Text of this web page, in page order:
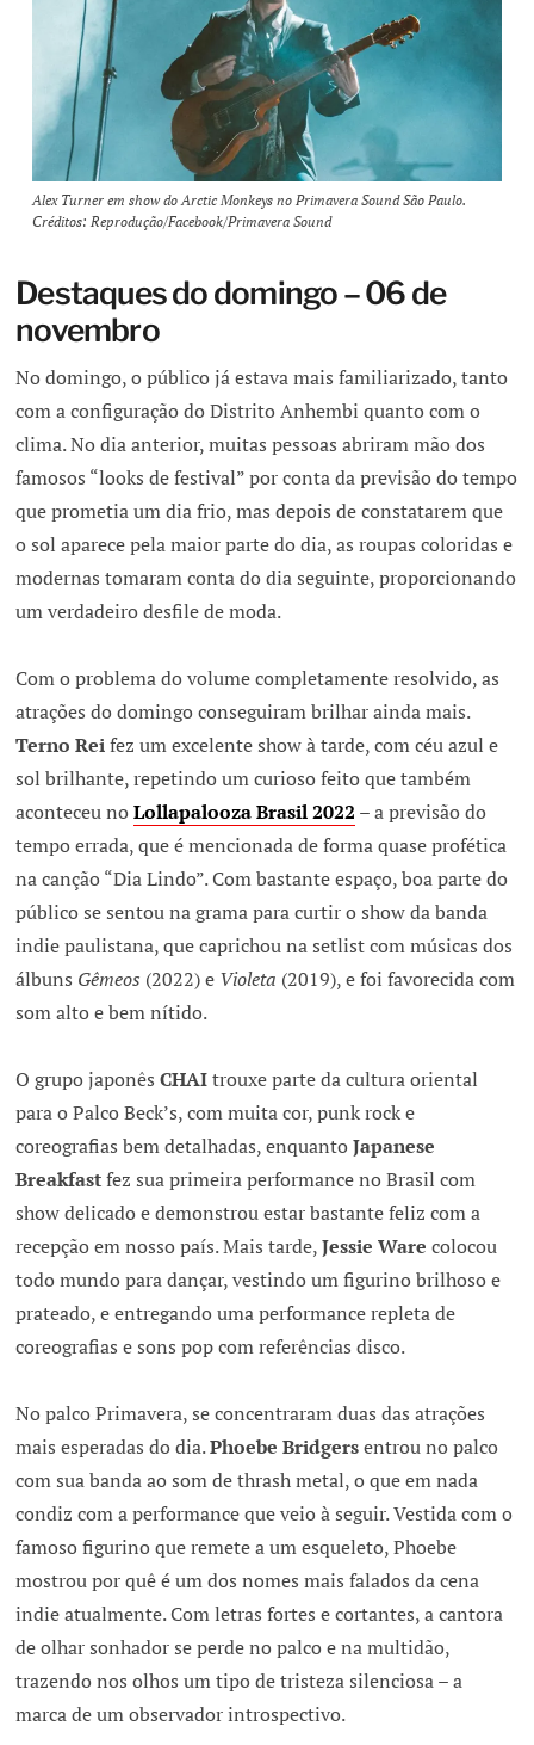
Alex Turner em show do Arctic Monkeys no Primavera Sound São Paulo.
Créditos: Reprodução/Facebook/Primavera Sound
Destaques do domingo – 06 de
novembro
No domingo, o público já estava mais familiarizado, tanto
com a configuração do Distrito Anhembi quanto com o
clima. No dia anterior, muitas pessoas abriram mão dos
famosos “looks de festival” por conta da previsão do tempo
que prometia um dia frio, mas depois de constatarem que
o sol aparece pela maior parte do dia, as roupas coloridas e
modernas tomaram conta do dia seguinte, proporcionando
um verdadeiro desfile de moda.
Com o problema do volume completamente resolvido, as
atrações do domingo conseguiram brilhar ainda mais.
Terno Reifez um excelente show à tarde, com céu azul e
sol brilhante, repetindo um curioso feito que também
aconteceu noLollapalooza Brasil 2022 – a previsão do
tempo errada, que é mencionada de forma quase profética
na canção “Dia Lindo”. Com bastante espaço, boa parte do
público se sentou na grama para curtir o show da banda
indie paulistana, que caprichou na setlist com músicas dos
álbuns Gêmeos (2022) e Violeta (2019), e foi favorecida com
som alto e bem nítido.
O grupo japonêsCHAItrouxe parte da cultura oriental
para o Palco Beck’s, com muita cor, punk rock e
coreografias bem detalhadas, enquantoJapanese
Breakfastfez sua primeira performance no Brasil com
show delicado e demonstrou estar bastante feliz com a
recepção em nosso país. Mais tarde,Jessie Ware colocou
todo mundo para dançar, vestindo um figurino brilhoso e
prateado, e entregando uma performance repleta de
coreografias e sons pop com referências disco.
No palco Primavera, se concentraram duas das atrações
mais esperadas do dia.Phoebe Bridgersentrou no palco
com sua banda ao som de thrash metal, o que em nada
condiz com a performance que veio à seguir. Vestida com o
famoso figurino que remete a um esqueleto, Phoebe
mostrou por quê é um dos nomes mais falados da cena
indie atualmente. Com letras fortes e cortantes, a cantora
de olhar sonhador se perde no palco e na multidão,
trazendo nos olhos um tipo de tristeza silenciosa – a
marca de um observador introspectivo.